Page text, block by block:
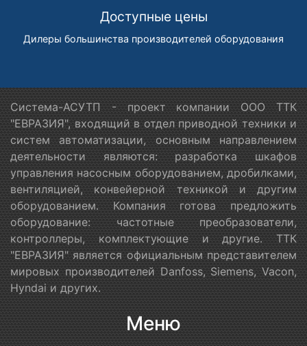
Доступные цены
Дилеры большинства производителей оборудования
Система-АСУТП - проект компании ООО ТТК
"ЕВРАЗИЯ", входящий в отдел приводной техники и
систем автоматизации, основным направлением
деятельности являются: разработка шкафов
управления насосным оборудованием, дробилками,
вентиляцией, конвейерной техникой и другим
оборудованием. Компания готова предложить
оборудование: частотные преобразователи,
контроллеры, комплектующие и другие. ТТК
"ЕВРАЗИЯ" является официальным представителем
мировых производителей Danfoss, Siemens, Vacon,
Hyndai и других.
Меню